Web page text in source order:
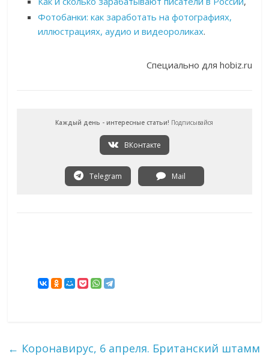
Фотобанки: как заработать на фотографиях,
иллюстрациях, аудио и видеороликах.
Специально для hobiz.ru
Каждый день - интересные статьи! Подписывайся
ВКонтакте
Telegram Mail
← Коронавирус, 6 апреля. Британский штамм